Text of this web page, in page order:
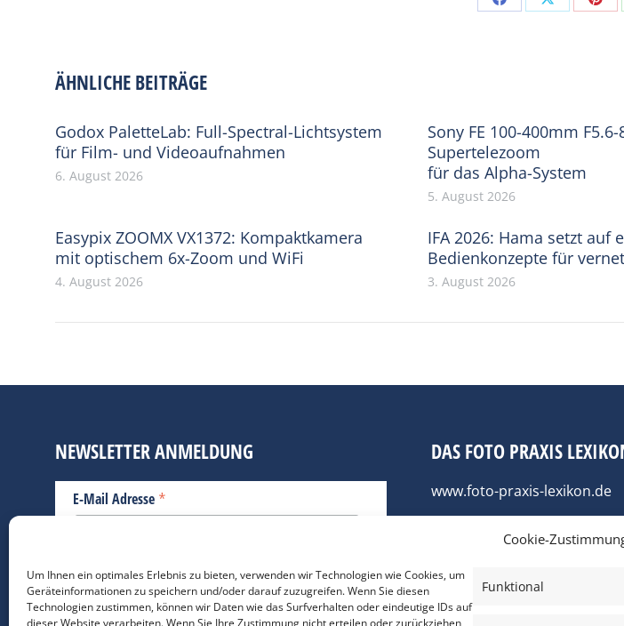
Cookie-
Um Ihnen ein optimales Erlebnis zu bieten, verwenden wir Technologien wie Cookies, um
Geräteinformationen zu speichern und/oder darauf zuzugreifen. Wenn Sie diesen
Technologien zustimmen, können wir Daten wie das Surfverhalten oder eindeutige IDs auf
dieser Website verarbeiten. Wenn Sie Ihre Zustimmung nicht erteilen oder zurückziehen,
Funktional
Share Share
ÄHNLICHE BEITRÄGE
Godox PaletteLab: Full-Spectral-Lichtsystem
für Film- und Videoaufnahmen
6. August 2026
Sony FE 100-400mm F5.6-
Supertelezoom
für das Alpha-System
5. August 2026
Easypix ZOOMX VX1372: Kompaktkamera
mit optischem 6x-Zoom und WiFi
4. August 2026
IFA 2026: Hama setzt auf
Bedienkonzepte für
3. August 2026
NEWSLETTER ANMELDUNG
E-Mail Adresse *
*verpflichtend
DAS FOTO PRAXIS
www.foto-praxis-lexikon.de